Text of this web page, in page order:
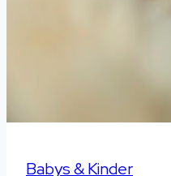
Babys & Kinder